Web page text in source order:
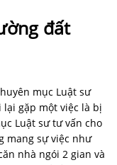
đất
mục Luật sư
gặp một việc là bị
Luật sư tư vấn cho
mang sự việc như
nhà ngói 2 gian và